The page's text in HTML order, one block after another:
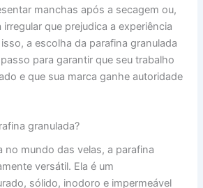
manchas após a secagem ou,
irregular que prejudica a experiência
a escolha da parafina granulada
para garantir que seu trabalho
e que sua marca ganhe autoridade
granulada?
no mundo das velas, a parafina
versátil. Ela é um
sólido, inodoro e impermeável